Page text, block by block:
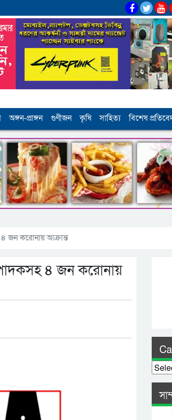
অঙ্গন-প্রাঙ্গন গুণীজন কৃষি সাহিত্য বিশেষ
৪ জন করোনায় আক্রান্ত
৪ জন করোনায়